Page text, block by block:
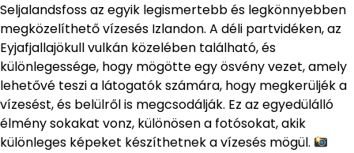
Seljalandsfoss az egyik legismertebb és legkönnyebben
megközelíthető vízesés Izlandon. A déli partvidéken, az
Eyjafjallajökull vulkán közelében található, és
különlegessége, hogy mögötte egy ösvény vezet, amely
lehetővé teszi a látogatók számára, hogy megkerüljék a
vízesést, és belülről is megcsodálják. Ez az egyedülálló
élmény sokakat vonz, különösen a fotósokat, akik
különleges képeket készíthetnek a vízesés mögül.